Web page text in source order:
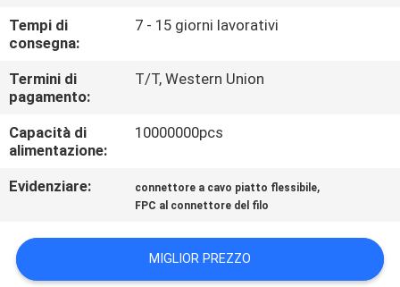
RICHIEDA
CITAZIONE
COMPANY
NEWS
MAPPA
DEL
Tempi di
consegna:
7 - 15 giorni lavorativi
Termini di
pagamento:
T/T, Western Union
Capacità di
alimentazione:
10000000pcs
Evidenziare: connettore a cavo piatto flessibile,
FPC al connettore del filo
MIGLIOR PREZZO